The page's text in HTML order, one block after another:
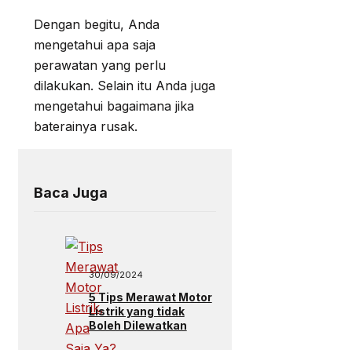
Dengan begitu, Anda
mengetahui apa saja
perawatan yang perlu
dilakukan. Selain itu Anda juga
mengetahui bagaimana jika
baterainya rusak.
Baca Juga
30/09/2024
5 Tips Merawat Motor
Listrik yang tidak
Boleh Dilewatkan